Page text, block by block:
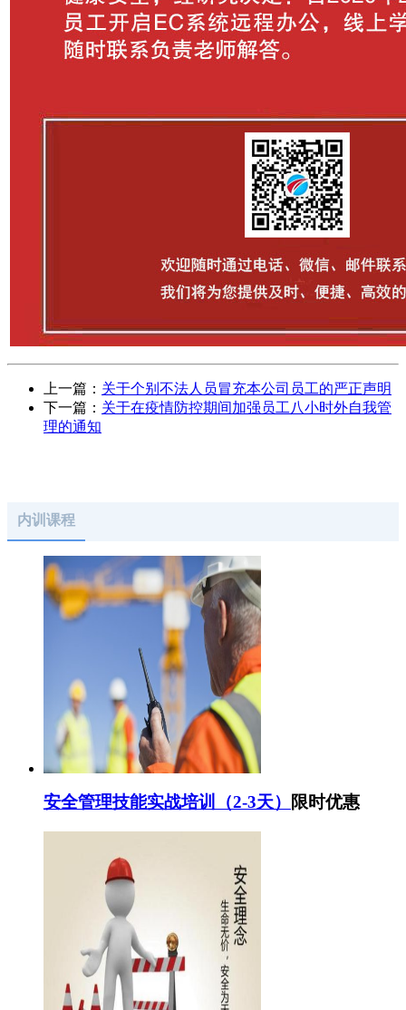
上一篇： 关于个别不法人员冒充本公司员工的严正声明
下一篇： 关于在疫情防控期间加强员工八小时外自我管
理的通知
内训课程
安全管理技能实战培训（2-3天） 限时优惠